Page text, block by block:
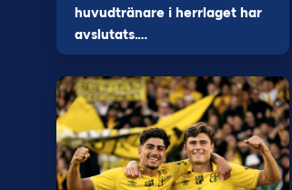
huvudtränare i herrlaget har
avslutats.…